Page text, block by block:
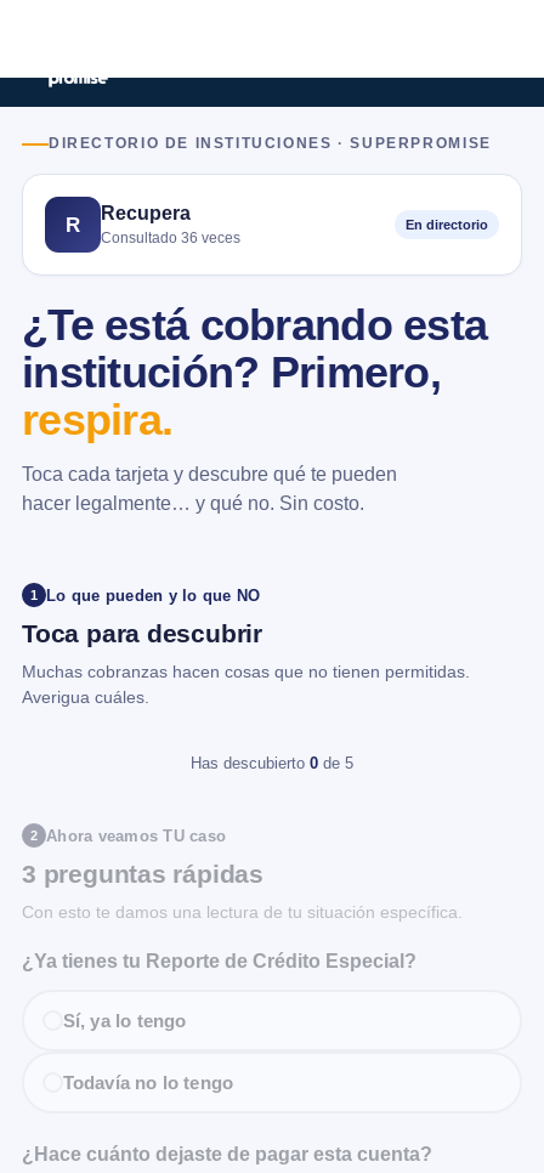
DIRECTORIO DE INSTITUCIONES · SUPERPROMISE
R
Recupera
Consultado 36 veces
En directorio
¿Te está cobrando esta
institución? Primero,
respira.
Toca cada tarjeta y descubre qué te pueden
hacer legalmente… y qué no. Sin costo.
1 Lo que pueden y lo que NO
Toca para descubrir
Muchas cobranzas hacen cosas que no tienen permitidas.
Averigua cuáles.
Has descubierto 0 de 5
2 Ahora veamos TU caso
3 preguntas rápidas
Con esto te damos una lectura de tu situación específica.
¿Ya tienes tu Reporte de Crédito Especial?
Sí, ya lo tengo
Todavía no lo tengo
¿Hace cuánto dejaste de pagar esta cuenta?